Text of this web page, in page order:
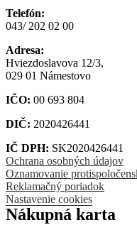
Telefón:
043/ 202 02 00
Adresa:
Hviezdoslavova 12/3,
029 01 Námestovo
IČO: 00 693 804
DIČ: 2020426441
IČ DPH: SK2020426441
Ochrana osobných údajov
Oznamovanie
Reklamačný poriadok
Nastavenie cookies
Nákupná karta